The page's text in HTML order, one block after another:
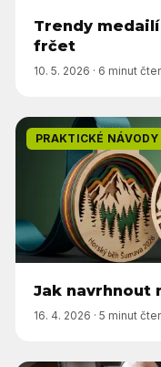
Trendy
frčet
10. 5. 2026 · 6 minut
PRAKTICKÉ NÁVODY
Jak navrhnout
16. 4. 2026 · 5 minut